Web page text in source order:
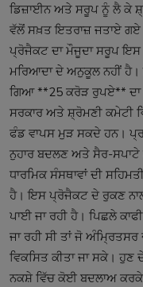
ਡਿਜ਼ਾਈਨ ਅਤੇ ਸਰੂਪ ਨੂੰ ਲੈ ਕੇ
ਵੱਲੋਂ ਸਖ਼ਤ ਇਤਰਾਜ਼ ਜਤਾਏ ਗਏ
ਪ੍ਰੋਜੈਕਟ ਦਾ ਮੌਜੂਦਾ ਸਰੂਪ ਇਸ
ਮਰਿਆਦਾ ਦੇ ਅਨੁਕੂਲ ਨਹੀਂ ਹੈ।
ਗਿਆ **25 ਕਰੋੜ ਰੁਪਏ**
ਸਰਕਾਰ ਅਤੇ ਸ਼੍ਰੋਮਣੀ ਕਮੇਟੀ
ਫੰਡ ਵਾਪਸ ਮੁੜ ਸਕਦੇ ਹਨ।
ਨੁਹਾਰ ਬਦਲਣ ਅਤੇ ਸੈਰ-
ਧਾਰਮਿਕ ਸੰਸਥਾਵਾਂ ਦੀ
ਹੈ। ਇਸ ਪ੍ਰੋਜੈਕਟ ਦੇ ਰੁਕਣ ਨਾਲ
ਪਾਈ ਜਾ ਰਹੀ ਹੈ। ਪਿਛਲੇ
ਜਾ ਰਹੀ ਸੀ ਤਾਂ ਜੋ
ਵਿਕਸਿਤ ਕੀਤਾ ਜਾ ਸਕੇ।
ਨਕਸ਼ੇ ਵਿੱਚ ਕੋਈ ਬਦਲਾਅ ਕਰਕੇ